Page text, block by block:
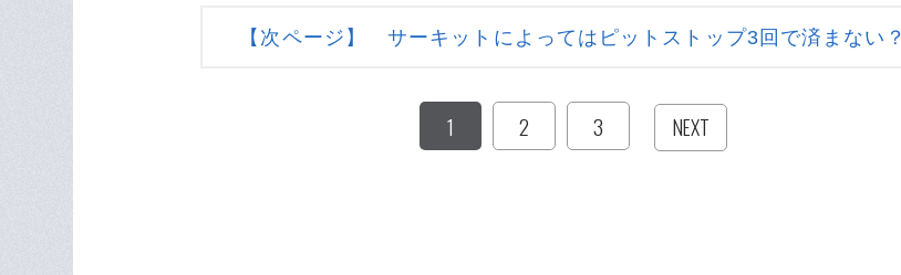
【次ページ】 サーキットによってはピットストップ3回で済まない？
1 2 3 NEXT